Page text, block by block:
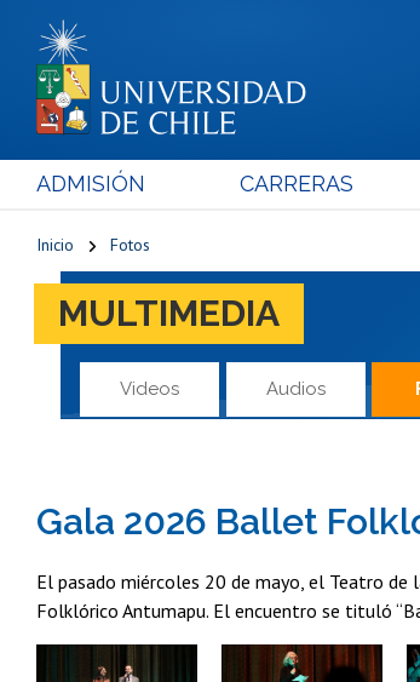
ADMISIÓN CARRERAS
Inicio Fotos
MULTIMEDIA
Videos Audios
Gala 2026 Ballet
El pasado miércoles 20 de mayo, el Teatro
Folklórico Antumapu. El encuentro se tituló